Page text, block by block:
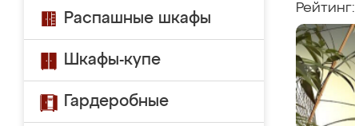
Распашные шкафы
Шкафы-купе
Гардеробные
Рейтинг: